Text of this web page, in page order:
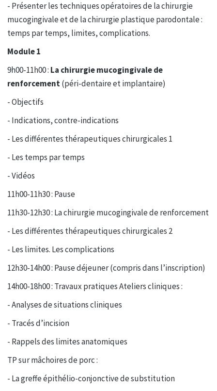
- Présenter les techniques opératoires de la chirurgie
mucogingivale et de la chirurgie plastique parodontale :
temps par temps, limites, complications.
Module 1
9h00-11h00 : La chirurgie mucogingivale de
renforcement(péri-dentaire et implantaire)
- Objectifs
- Indications, contre-indications
- Les différentes thérapeutiques chirurgicales 1
- Les temps par temps
- Vidéos
11h00-11h30 : Pause
11h30-12h30 : La chirurgie mucogingivale de renforcement
- Les différentes thérapeutiques chirurgicales 2
- Les limites. Les complications
12h30-14h00 : Pause déjeuner (compris dans l’inscription)
14h00-18h00 : Travaux pratiques Ateliers cliniques :
- Analyses de situations cliniques
- Tracés d’incision
- Rappels des limites anatomiques
TP sur mâchoires de porc :
- La greffe épithélio-conjonctive de substitution